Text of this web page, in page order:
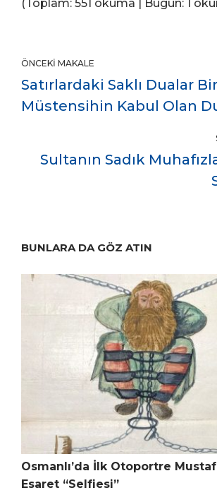
(Toplam: 551 okuma | Bugün: 1
ÖNCEKI MAKALE
Satırlardaki Saklı Dualar Bir
Müstensihin Kabul Olan
Sultanın Sadık
BUNLARA DA GÖZ ATIN
Osmanlı’da İlk Otoportre
Esaret “Selfiesi”